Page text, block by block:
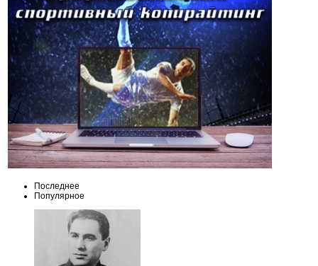
Последнее
Популярное